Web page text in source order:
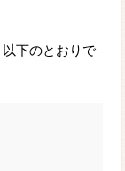
下のとおりで